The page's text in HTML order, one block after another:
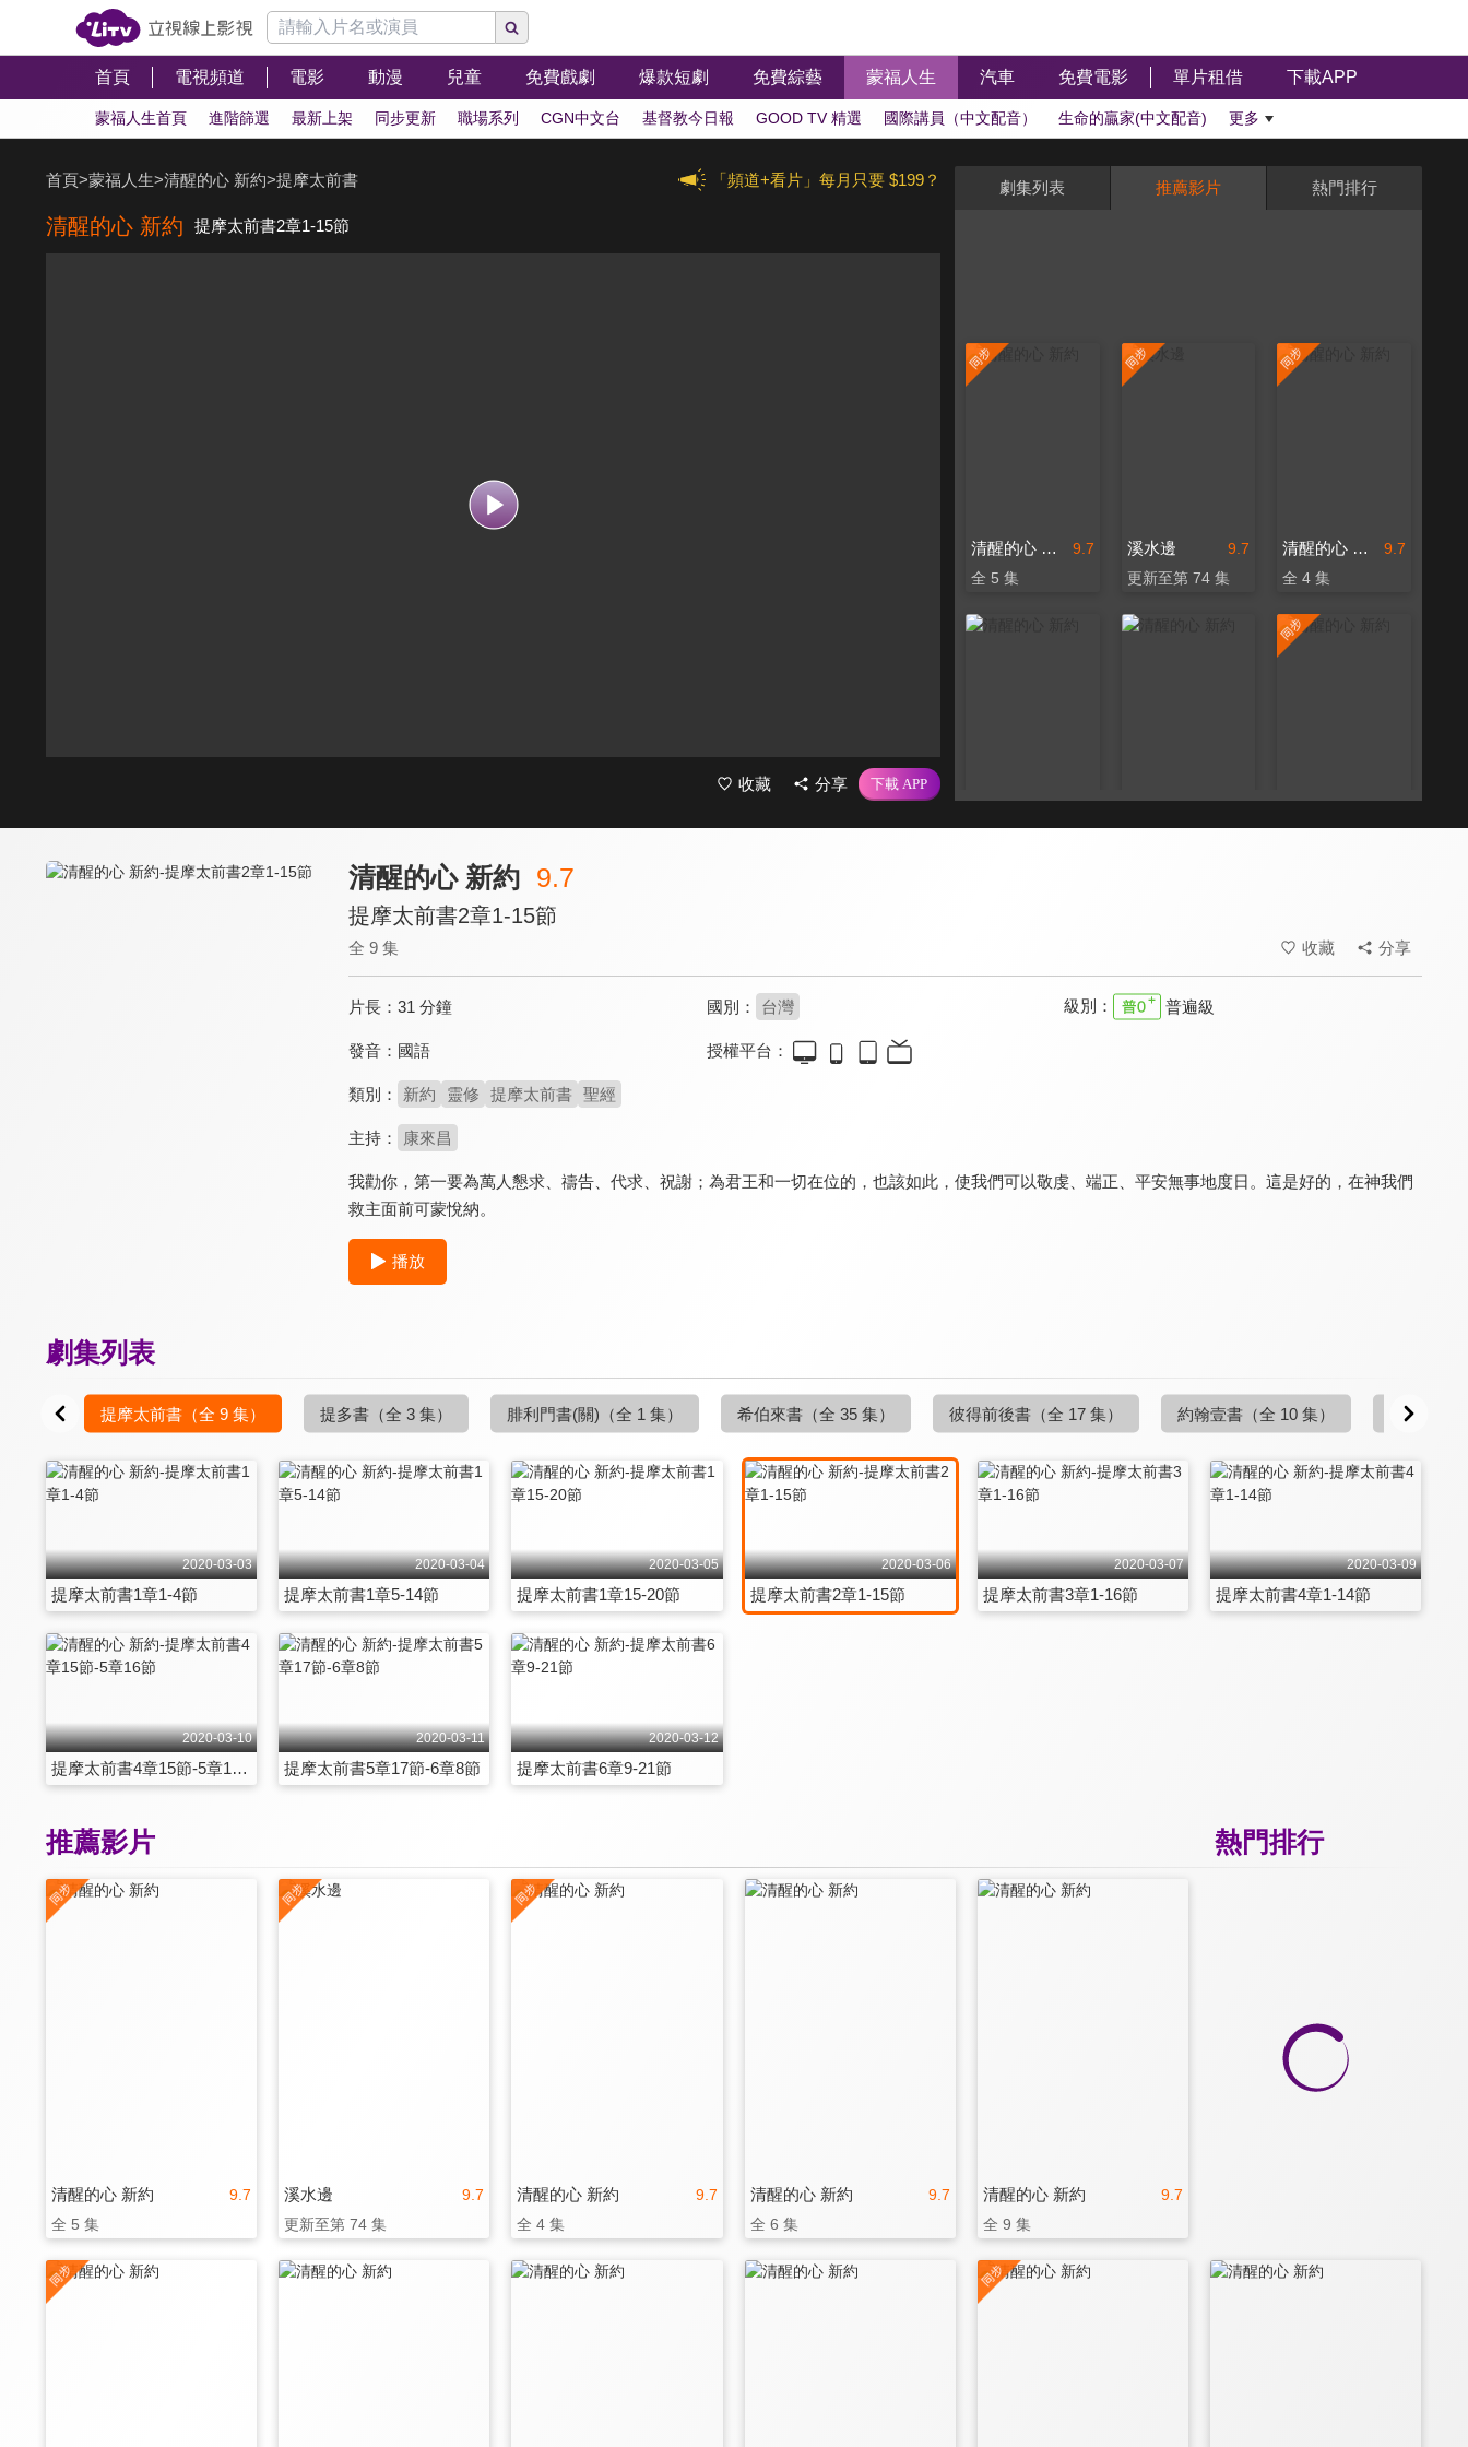
首頁 電視頻道 電影 動漫 兒童 免費戲劇 爆款短劇 免費綜藝 蒙福人生 汽車 免費電影 單片租借 下載APP
蒙福人生首頁 進階篩選 最新上架 同步更新 職場系列 CGN中文台 基督教今日報 GOOD TV 精選 國際講員（中文配音） 生命的贏家(中文配音) 更多
「頻道+看片」每月只要 $199？
首頁>蒙福人生>清醒的心 新約>提摩太前書
清醒的心 新約 提摩太前書2章1-15節
收藏 分享
劇集列表 推薦影片 熱門排行
9.7
清醒的心 新約
全 5 集
9.7
溪水邊
更新至第 74 集
9.7
清醒的心 新約
全 4 集
更新至第 4 集 更新至第 6 集 更新至第 4 集
清醒的心 新約 9.7
提摩太前書2章1-15節
全 9 集 收藏 分享
片長： 31 分鐘 國別： 台灣 級別： 普遍級
發音： 國語 授權平台：
類別： 新約 靈修 提摩太前書 聖經
主持： 康來昌
我勸你，第一要為萬人懇求、禱告、代求、祝謝；為君王和一切在位的，也該如此，使我們可以敬虔、端正、平安無事地度日。這是好的，在神我們
救主面前可蒙悅納。
播放
劇集列表
提摩太前書 （全 9 集） 提多書 （全 3 集） 腓利門書(關) （全 1 集） 希伯來書 （全 35 集） 彼得前後書 （全 17 集） 約翰壹書 （全 10 集） 約翰貳書
2020-03-03
提摩太前書1章1-4節
2020-03-04
提摩太前書1章5-14節
2020-03-05
提摩太前書1章15-20節
2020-03-06
提摩太前書2章1-15節
2020-03-07
提摩太前書3章1-16節
2020-03-09
提摩太前書4章1-14節
2020-03-10
提摩太前書4章15節-5章16節
2020-03-11
提摩太前書5章17節-6章8節
2020-03-12
提摩太前書6章9-21節
熱門排行
推薦影片
9.7
清醒的心 新約
全 5 集
9.7
溪水邊
更新至第 74 集
9.7
清醒的心 新約
全 4 集
9.7
清醒的心 新約
全 6 集
9.7
清醒的心 新約
全 9 集